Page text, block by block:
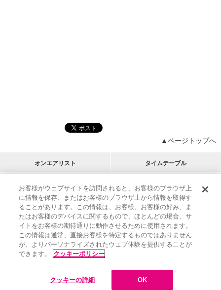
▲ページトップへ
オンエアリスト タイムテーブル
プログラムリスト チャート
アーティストリスト
M-ON!
RECOMMEND
リクエスト
インフォメーション | プレゼント&ご招待
MUSIC ON! TV（エムオン!）とは？ | サポート
サイト案内
| エムオン!友の会 | クッキーの詳細
お客様がウェブサイトを訪問されると、お客様のブラウザ上
に情報を保存、またはお客様のブラウザ上から情報を取得す
ることがあります。この情報は、お客様、お客様の好み、ま
たはお客様のデバイスに関するもので、ほとんどの場合、サ
イトをお客様の期待通りに動作させるために使用されます。
この情報は通常、直接お客様を特定するものではありません
が、よりパーソナライズされたウェブ体験を提供することが
できます。
クッキーポリシー
クッキーの詳細 OK